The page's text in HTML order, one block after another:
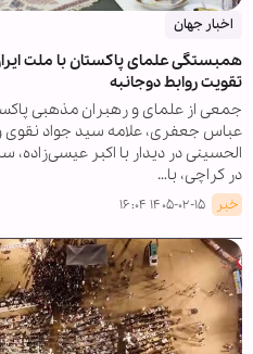
اخبار جهان
همبستگی علمای پاکستان با ملت
تقویت روابط دوجانبه
جمعی از علمای و رهبران مذهبی
عباس جعفری، علامه سید جواد
الحسینی در دیدار با اکبر
در کراچی، با…
خبر ۱۴۰۵-۰۲-۱۵ ۱۶:۰۴